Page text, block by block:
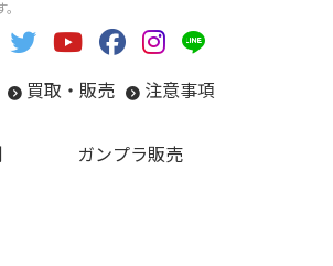
買取・販売 注意事項
ガンプラ販売